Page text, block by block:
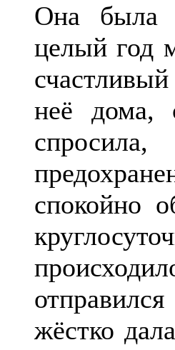
Она была
целый год
неё дома,
спокойно
жёстко